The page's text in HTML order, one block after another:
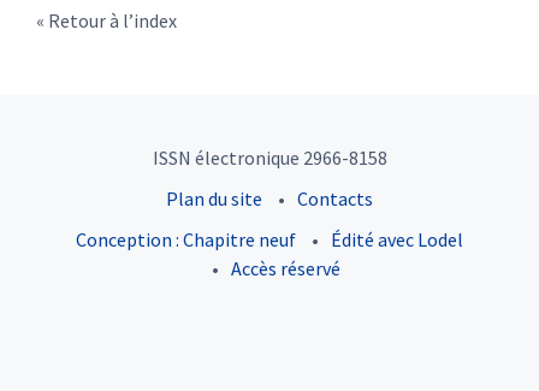
Retour à l’index
ISSN électronique 2966-8158
Plan du site
Contacts
Conception : Chapitre neuf
Édité avec Lodel
Accès réservé